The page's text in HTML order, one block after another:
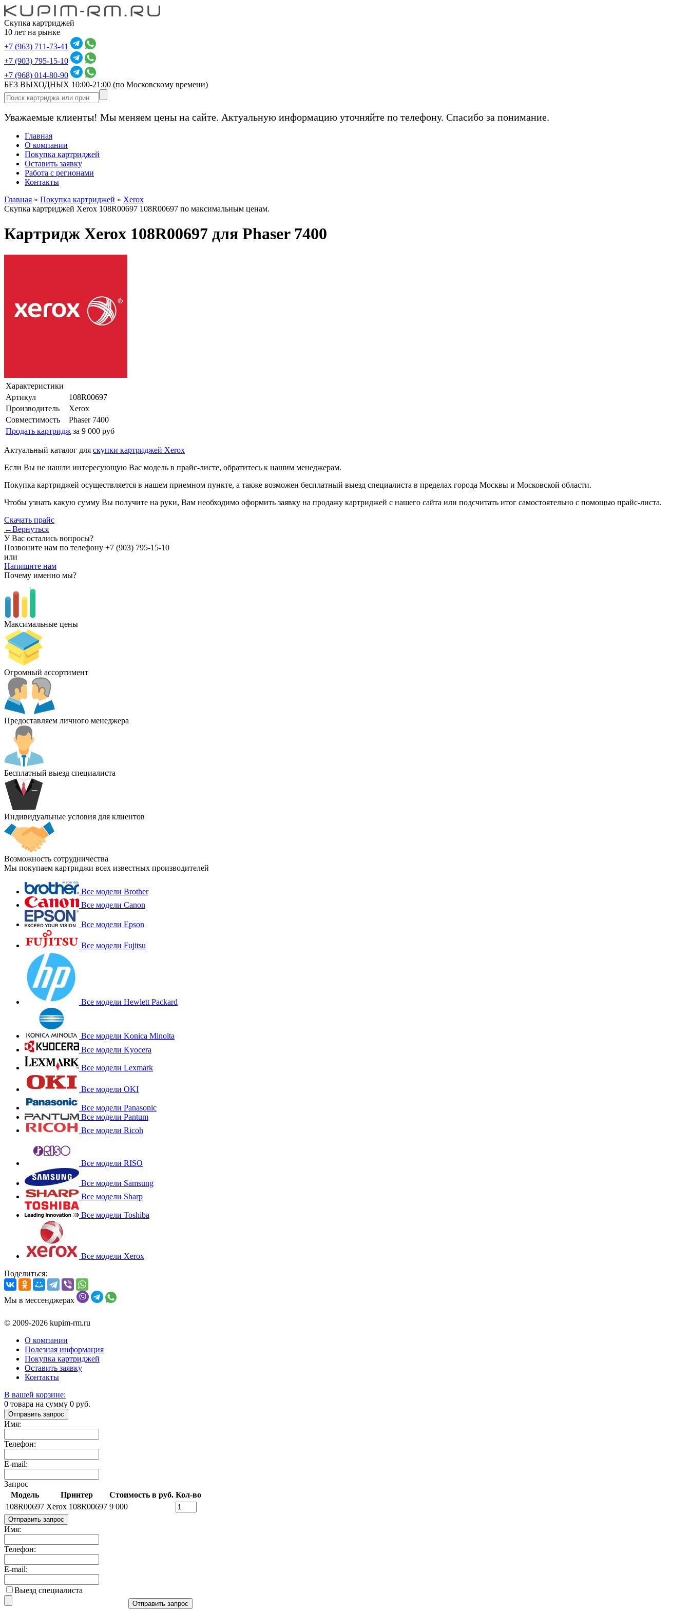
Скупка картриджей
10 лет на рынке
+7 (963) 711-73-41
+7 (903) 795-15-10
+7 (968) 014-80-90
БЕЗ ВЫХОДНЫХ 10:00-21:00 (по Московскому времени)
Уважаемые клиенты! Мы меняем цены на сайте. Актуальную информацию уточняйте по телефону. Спасибо за понимание.
Главная
О компании
Покупка картриджей
Оставить заявку
Работа с регионами
Контакты
Главная » Покупка картриджей » Xerox
Скупка картриджей Xerox 108R00697 108R00697 по максимальным ценам.
Картридж Xerox 108R00697 для Phaser 7400
Характеристики
Артикул
108R00697
Производитель
Xerox
Совместимость
Phaser 7400
Продать картридж за 9 000 руб
Актуальный каталог для скупки картриджей Xerox
Если Вы не нашли интересующую Вас модель в прайс-листе, обратитесь к нашим менеджерам.
Покупка картриджей осуществляется в нашем приемном пункте, а также возможен бесплатный выезд специалиста в пределах города Москвы и Московской области.
Чтобы узнать какую сумму Вы получите на руки, Вам необходимо оформить заявку на продажу картриджей с нашего сайта или подсчитать итог самостоятельно с помощью прайс-листа.
Скачать прайс
←Вернуться
У Вас остались вопросы?
Позвоните нам по телефону +7 (903) 795-15-10
или
Напишите нам
Почему именно мы?
Максимальные цены
Огромный ассортимент
Предоставляем личного менеджера
Бесплатный выезд специалиста
Индивидуальные условия для клиентов
Возможность сотрудничества
Мы покупаем картриджи всех известных производителей
Все модели Brother
Все модели Canon
Все модели Epson
Все модели Fujitsu
Все модели Hewlett Packard
Все модели Konica Minolta
Все модели Kyocera
Все модели Lexmark
Все модели OKI
Все модели Panasonic
Все модели Pantum
Все модели Ricoh
Все модели RISO
Все модели Samsung
Все модели Sharp
Все модели Toshiba
Все модели Xerox
Поделиться:
Мы в мессенджерах
© 2009-2026 kupim-rm.ru
О компании
Полезная информация
Покупка картриджей
Оставить заявку
Контакты
В вашей корзине:
0 товара на сумму 0 руб.
Отправить запрос
Имя:
Телефон:
E-mail:
Запрос
Модель
Принтер Стоимость в руб. Кол-во
108R00697 Xerox 108R00697 9 000
Отправить запрос
Имя:
Телефон:
E-mail:
Выезд специалиста
Отправить запрос